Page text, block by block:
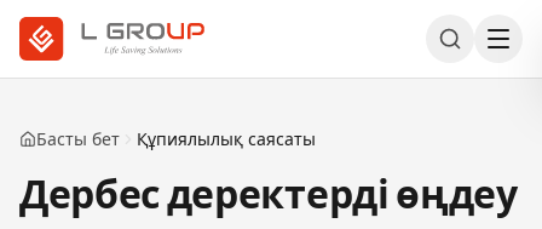
Басты бет Құпиялылық саясаты
Дербес деректерді өңдеу